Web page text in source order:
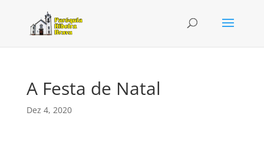
A Festa de Natal
Dez 4, 2020